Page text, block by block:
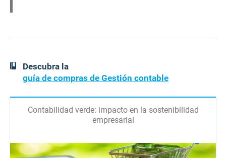
Descubra la
guía de compras de Gestión contable
Contabilidad verde: impacto en la sostenibilidad
empresarial